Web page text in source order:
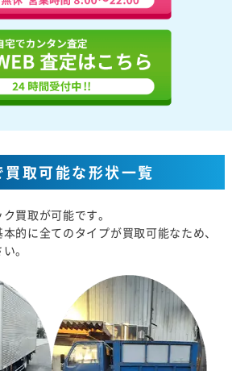
取可能な形状一覧
買取が可能です。
的に全てのタイプが買取可能なため、
。